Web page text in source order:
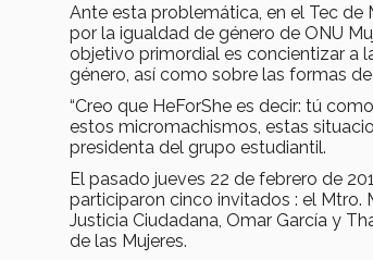
Ante esta problemática, en el Tec de
por la igualdad de género de ONU
objetivo primordial es concientizar a
género, así como sobre las formas
“Creo que HeForShe es decir: tú
estos micromachismos, estas
presidenta del grupo estudiantil.
El pasado jueves 22 de febrero de
participaron cinco invitados : el Mtro.
Justicia Ciudadana, Omar García y
de las Mujeres.